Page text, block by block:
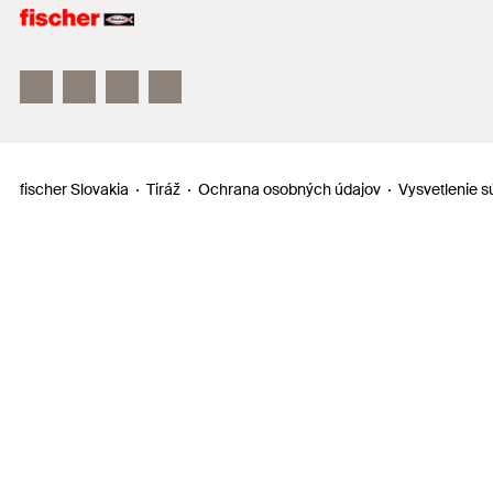
Upevňovacie systémy
fischer Slovakia Tiráž Ochrana osobných údajov Vysvetlenie